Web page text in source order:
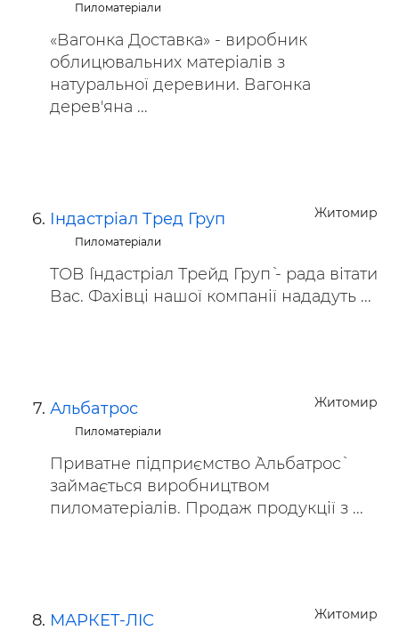
Пиломатеріали
«Вагонка Доставка» - виробник
облицювальних матеріалів з ​​
натуральної деревини. Вагонка
дерев'яна ...
Житомир
Індастріал Тред Груп
Пиломатеріали
ТОВ `Індастріал Трейд Груп` - рада вітати
Вас. Фахівці нашої компанії нададуть ...
Житомир
Альбатрос
Пиломатеріали
Приватне підприємство `Альбатрос`
займається виробництвом
пиломатеріалів. Продаж продукції з ...
Житомир
МАРКЕТ-ЛIС